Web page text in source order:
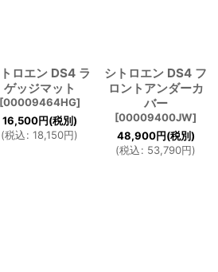
ロエン DS4 ラ
ゲッジマット
[00009464HG]
16,500円(税別)
(税込: 18,150円)
シトロエン DS4 フ
ロントアンダーカ
バー
[00009400JW]
48,900円(税別)
(税込: 53,790円)